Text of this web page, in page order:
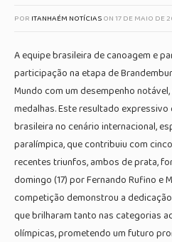
POR ITANHAÉM NOTÍCIASON17 DE MAIO DE
A equipe brasileira de canoagem e
participação na etapa de
Mundo com um desempenho
medalhas. Este resultado
brasileira no cenário internacional,
paralímpica, que contribuiu com
recentes triunfos, ambos de prata,
domingo (17) por Fernando Rufino e
competição demonstrou a
que brilharam tanto nas categorias
olímpicas, prometendo um futuro